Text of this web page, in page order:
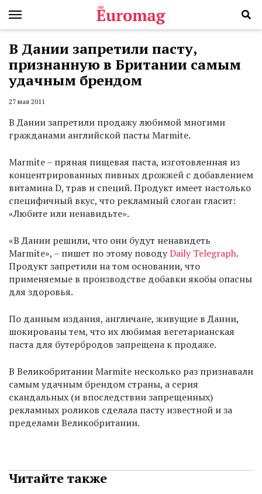
В Дании запретили пасту,
признанную в Британии самым
удачным брендом
27 мая 2011
В Дании запретили продажу любимой многими
гражданами английской пасты Marmite.
Marmite – пряная пищевая паста, изготовленная из
концентрированных пивных дрожжей с добавлением
витамина D, трав и специй. Продукт имеет настолько
специфичный вкус, что рекламный слоган гласит:
«Любите или ненавидьте».
«В Дании решили, что они будут ненавидеть
Marmite», – пишет по этому поводуDaily Telegraph.
Продукт запретили на том основании, что
применяемые в производстве добавки якобы опасны
для здоровья.
По данным издания, англичане, живущие в Дании,
шокированы тем, что их любимая вегетарианская
паста для бутербродов запрещена к продаже.
В Великобритании Marmite несколько раз признавали
самым удачным брендом страны, а серия
скандальных (и впоследствии запрещенных)
рекламных роликов сделала пасту известной и за
пределами Великобритании.
Читайте также